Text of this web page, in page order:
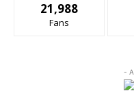
21,988
Fans
-